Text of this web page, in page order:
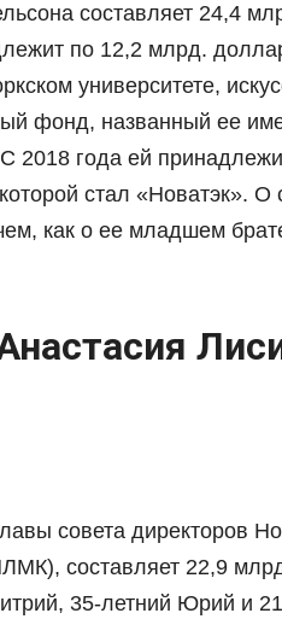
составляет 24,4
по 12,2 млрд.
университете,
фонд, названный ее
2018 года ей
стал «Новатэк».
как о ее младшем
совета директоров
составляет 22,9
35-летний Юрий и